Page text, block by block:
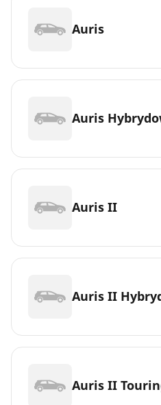
Auris
Auris
Auris II
Auris II
Auris II